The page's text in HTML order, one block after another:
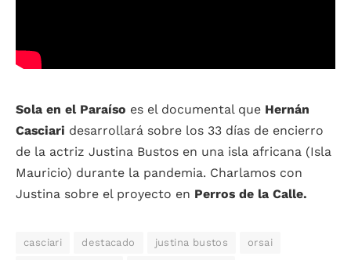
Sola en el Paraíso es el documental que Hernán
Casciari desarrollará sobre los 33 días de encierro
de la actriz Justina Bustos en una isla africana (Isla
Mauricio) durante la pandemia. Charlamos con
Justina sobre el proyecto en Perros de la Calle.
casciari destacado justina bustos orsai